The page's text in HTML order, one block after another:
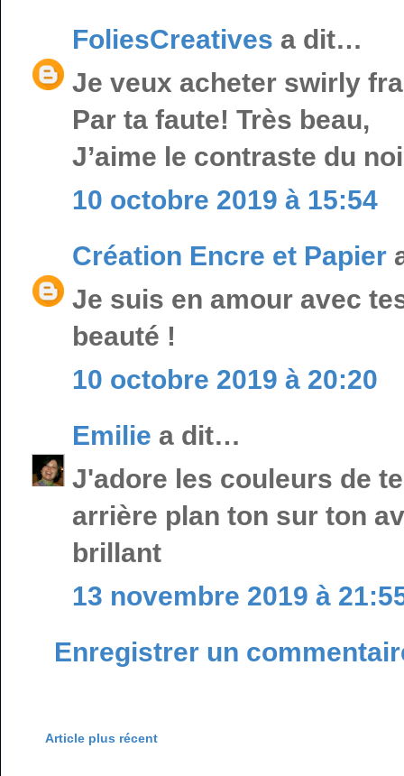
FoliesCreatives a dit…
Je veux acheter swirly
Par ta faute! Très beau,
J’aime le contraste du
10 octobre 2019 à 15:54
Création Encre et Papier
Je suis en amour avec
beauté !
10 octobre 2019 à 20:20
Emilie a dit…
J'adore les couleurs de
arrière plan ton sur ton
brillant
13 novembre 2019 à
Enregistrer un
Article plus récent